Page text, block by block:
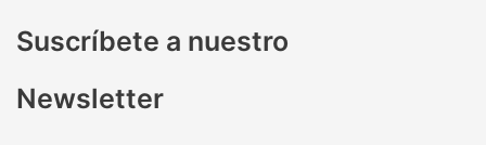
Suscríbete a nuestro
Newsletter